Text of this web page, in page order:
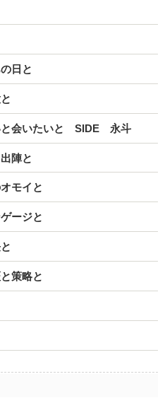
日と
と会いたいと SIDE 永斗
陣と
モイと
ージと
策略と